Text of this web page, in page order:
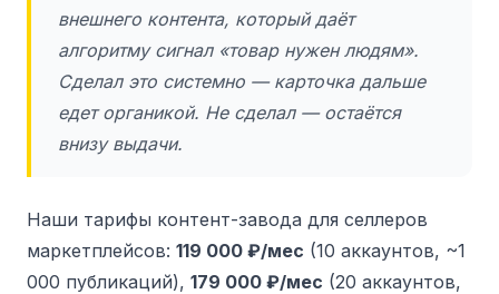
внешнего контента, который даёт
алгоритму сигнал «товар нужен людям».
Сделал это системно — карточка дальше
едет органикой. Не сделал — остаётся
внизу выдачи.
Наши тарифы контент-завода для селлеров
маркетплейсов: 119 000 ₽/мес (10 аккаунтов, ~1
000 публикаций), 179 000 ₽/мес (20 аккаунтов,